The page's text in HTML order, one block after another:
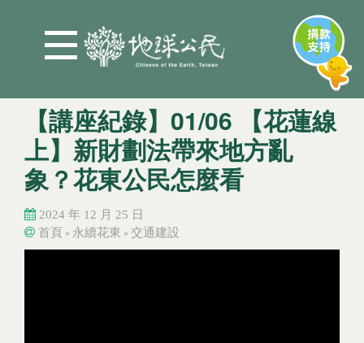
【講座紀錄】01/06 【花蓮線
上】新財劃法帶來地方亂
象？花東公民怎麼看
2024 年 12 月 25 日
您在這裡
首頁 » 永續花東 » 交通建設